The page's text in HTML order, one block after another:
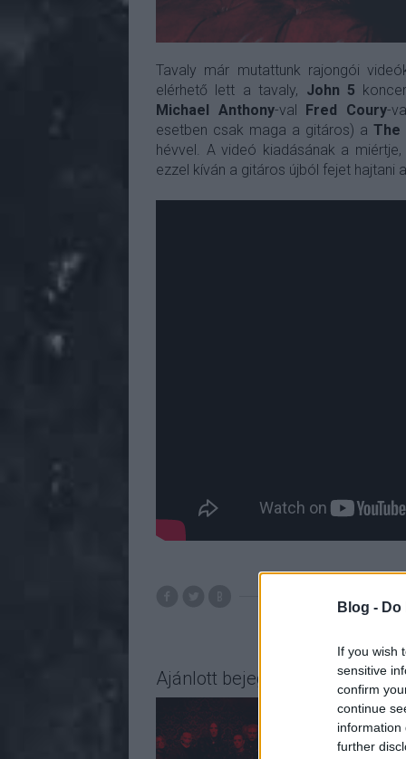
Blog -
If you wish
sensitive
confirm
continue
information
further
Tavaly már mutattunk rajongói
elérhető lett a tavaly, John 5
Michael Anthony-val Fred Coury-
esetben csak maga a gitáros) aThe
hévvel. A videó kiadásának a
ezzel kíván a gitáros újból fejet hajtani
the kinks
Ajánlott bejegyzések: